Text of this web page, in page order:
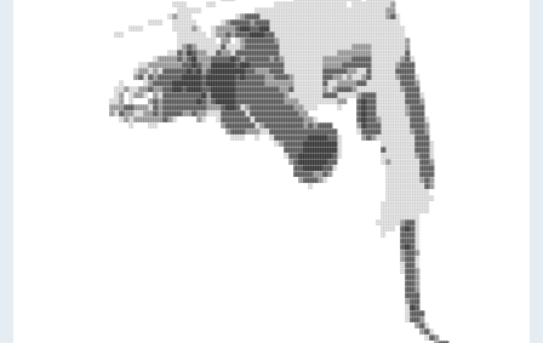
                                ░░░░░░        ░░░░                        ░░░░░░░░░░░░░░░░░░░░░░░░░░░░░░  ░░░░░░░░░░░░░░░░▒▒
                                  ░░░░░░░░░░                      ░░░░░░░░░░░░░░░░░░░░░░░░░░░░░░░░░░░░░░░░░░░░░░░░░░░░░░▒▒▒▒
                              ░░▒▒░░░░░░                  ░░▒▒▓▓▓▓▓▓░░░░░░░░░░░░░░░░░░░░░░░░░░░░░░░░░░░░░░░░░░░░░░░░░░░░▒▒▓▓░░
                      ░░░░░░    ░░░░░░░░░░          ░░▒▒▓▓▓▓▓▓▓▓▒▒▓▓▓▓▓▓░░░░░░░░░░░░░░░░░░░░░░░░░░░░░░░░░░░░░░░░░░░░░░░░░░░░░░
              ░░░░░░            ░░░░░░░░▒▒░░    ░░▒▒▒▒▒▒▒▒▓▓████▓▓▓▓████░░░░░░░░░░░░░░░░░░░░░░░░░░░░░░░░░░░░░░░░░░░░░░░░░░░░░░░░
        ░░░░                      ░░░░░░░░░░░░  ░░▒▒▒▒▓▓▒▒▓▓▓▓▓▓██████▓▓▓▓░░░░░░░░░░░░░░░░░░░░░░░░░░░░░░░░░░░░░░░░░░░░░░░░░░░░░░
                                  ░░░░░░░░░░░░░░░░  ▒▒▒▒  ░░▒▒▓▓▓▓▓▓▓▓▓▓▓▓▒▒░░░░░░░░░░░░░░░░░░░░░░░░░░░░░░░░░░░░░░░░░░░░░░░░░░░░▒▒
                                  ░░▒▒▓▓▒▒░░░░░░░░░░▓▓░░░░░░▒▒▓▓▓▓▓▓▓▓▓▓▓▓▓▓░░░░░░░░░░░░░░░░░░░░░░░░░░░░░░▒▒▒▒▒▒▒▒░░░░░░░░░░░░░░▒▒
                              ░░░░▓▓▒▒██▓▓▒▒▒▒░░░░▓▓▒▒▒▒░░▓▓▓▓▓▓▓▓▓▓▓▓▓▓▓▓▓▓░░░░░░░░░░░░░░░░░░░░░░░░▒▒▒▒▒▒▒▒▒▒▒▒▒▒░░░░░░░░░░░░░░▓▓
                        ░░▒▒▒▒▒▒▒▒▓▓▒▒▓▓██▒▒▒▒▒▒▓▓▓▓▓▓▓▓██▓▓▒▒▓▓▓▓▓▓▓▓▓▓▒▒▓▓▒▒░░░░░░░░░░░░░░░░▒▒▒▒▒▒▒▒▒▒▒▒▓▓▓▓▓▓▓▓░░░░░░░░░░░░▒▒▓▓░░
                  ░░░░▒▒▒▒▒▒▒▒▒▒▒▒▒▒▓▓▓▓██▓▓▒▒▒▒██████████▓▓████▓▓▓▓▓▓▓▓▓▓▓▓▓▓░░░░░░░░░░░░░░░░▒▒▒▒▒▒▒▒▓▓▓▓▓▓▓▓▓▓▓▓░░░░░░░░░░▒▒▓▓▓▓▓▓
                ░░▒▒▒▒░░▒▒░░▓▓▓▓▓▓▓▓▓▓██▓▓██▒▒▓▓██████████████▓▓▓▓▒▒▒▒▒▒▓▓▓▓▓▓░░░░░░░░░░░░░░░░▓▓▓▓▓▓▓▓▓▓▒▒▒▒░░░░▓▓░░░░░░░░░░▓▓▓▓▓▓▓▓
                ▒▒▓▓░░▓▓▒▒▓▓▓▓▓▓▓▓▓▓████████▓▓████████████▓▓██▓▓▓▓▓▓▓▓▒▒▒▒▓▓▓▓▓▓▒▒░░░░░░░░░░░░▓▓▓▓▒▒▒▒░░▒▒░░░░▒▒▓▓░░░░░░░░░░▒▒▓▓▓▓▓▓░░
          ░░        ░░▒▒▓▓▓▓▓▓▓▓████████████▓▓████████████▓▓▓▓▓▓▓▓▓▓▓▓▒▒▒▒▒▒▒▒▒▒▒▒░░░░░░░░░░░░▓▓░░░░▒▒▒▒▒▒▒▒▓▓▓▓░░░░░░░░░░░░░░▓▓▓▓▓▓▒▒
        ░░░░▒▒░░░░▒▒▒▒▓▓▒▒▒▒▓▓▓▓████▓▓██████▓▓▓▓██████████▓▓▓▓▓▓▓▓▓▓▓▓▓▓▓▓▓▓▒▒▒▒▓▓░░░░░░░░░░░░▒▒░░▒▒▓▓▓▓▓▓▒▒░░░░░░░░░░░░░░░░░░▒▒▓▓▓▓▓▓
        ░░▒▒  ░░▒▒▒▒░░  ▒▒░░▓▓▓▓▓▓▓▓▓▓▓▓▓▓▓▓██▒▒██████████▓▓▓▓▓▓▓▓▓▓▓▓▓▓▓▓▓▓▓▓▒▒░░░░░░░░░░░░░░▓▓▓▓▓▓░░░░░░░░▒▒▓▓▓▓▓▓░░░░░░░░░░░░▓▓▓▓▓▓░░
      ░░░░▒▒  ░░      ▒▒▓▓▒▒▓▓▓▓▓▓▓▓▓▓▓▓▓▓██▓▓▒▒▓▓████████▓▓▓▓▓▓▓▓▓▓▓▓▓▓▓▓▓▓▓▓▒▒▒▒▒▒░░░░░░░░░░░░░░░░▒▒▒▒    ▓▓██▓▓▓▓░░░░░░░░░░░░▓▓▓▓▓▓▒▒
      ▒▒▒▒▒▒▓▓▓▓▒▒▒▒▒▒░░▓▓▒▒▓▓▓▓▓▓▓▓▓▓▓▓▓▓▓▓▓▓▒▒▒▒▒▒▓▓████▓▓░░▒▒▓▓▓▓▓▓▓▓▓▓▓▓▓▓▓▓▓▓▒▒▒▒░░░░░░        ░░      ▓▓██▓▓▓▓░░░░░░░░░░░░▒▒▓▓▓▓▓▓
      ▒▒░░▓▓▒▒▒▒░░░░▒▒▒▒▓▓▒▒▓▓▓▓▓▓▓▓▒▒▒▒▓▓▒▒▒▒░░░░░░▓▓▓▓▓▓▓▓▓▓░░▓▓▓▓▓▓▓▓▓▓▓▓▓▓▓▓▓▓▓▓▒▒▒▒                    ▓▓██▓▓▓▓░░░░░░░░░░░░▒▒▓▓▓▓▓▓
          ░░▒▒░░▒▒▒▒▒▒▒▒▒▒▒▒▓▓▒▒░░        ▒▒░░    ░░▓▓▓▓▓▓▓▓▓▓▓▓░░▓▓▓▓▓▓▓▓▓▓▓▓▓▓▓▓▓▓▓▓▒▒▒▒░░                ▓▓██▓▓▓▓▒▒░░░░░░░░░░░░▓▓▓▓▓▓░░
              ░░      ░░░░                          ▒▒▓▓▓▓▓▓▓▓▓▓▓▓░░▒▒▓▓▓▓▓▓▓▓▓▓▓▓▓▓▓▓▒▒▓▓▒▒▓▓▓▓▓▓          ▒▒██▓▓▓▓▓▓░░░░░░░░░░░░▓▓▓▓▓▓▒▒
                                                      ▒▒▓▓▓▓▓▓▒▒▒▒▒▒░░░░▓▓▓▓▓▓▓▓▓▓▓▓▓▓▓▓▓▓▓▓▓▓▓▓▓▓▓▓        ░░▓▓▓▓▓▓▓▓░░░░░░░░░░░░▒▒▓▓▓▓▒▒
                                                        ░░░░░░    ░░    ░░▓▓▓▓▓▓▓▓▓▓▓▓▓▓████████▓▓▓▓░░        ▒▒▓▓▒▒░░░░░░░░░░░░░░░░▓▓▓▓▓▓
                                                                          ░░▒▒▓▓▓▓▓▓▓▓██████████████░░                ░░░░░░░░░░░░░░▓▓▓▓▓▓░░
                                                                              ▓▓▓▓▓▓▓▓██████████████░░                ▓▓░░░░░░░░░░░░▓▓▓▓▓▓░░
                                                                              ░░▓▓▓▓██████████████▓▓░░                ░░░░░░░░░░░░░░▒▒▓▓▓▓░░
                                                                                ▒▒▓▓████████████▓▓▓▓                  ░░▒▒░░░░░░░░░░░░▓▓▓▓▒▒
                                                                                  ▓▓▓▓████████▓▓▓▓░░                    ░░░░░░░░░░░░░░▓▓▓▓▓▓
                                                                                  ▓▓▓▓▓▓▓▓▒▒▒▒▓▓▒▒                      ░░░░░░░░░░░░░░▓▓▓▓▓▓
                                                                                    ▒▒▓▓▓▓▓▓▒▒░░                        ░░░░░░░░░░░░░░▒▒▓▓▒▒
                                                                                        ░░                              ░░░░░░░░░░░░░░░░▓▓▒▒
                                                                                                                    ░░░░░░░░░░▒▒▓▓▓▓░░
                                                                                                                      ░░░░░░  ▓▓██▓▓░░
                                                                                                                      ░░      ▓▓▓▓▓▓░░
                                                                                                                              ▓▓▓▓▓▓░░
                                                                                                                              ▓▓██▓▓░░
                                                                                                                              ▒▒▓▓▓▓▒▒
                                                                                                                              ▒▒▓▓▓▓░░
                                                                                                                              ░░▓▓▓▓░░
                                                                                                                              ░░▓▓▓▓▒▒
                                                                                                                                ▓▓▓▓▒▒
                                                                                                                                ▓▓▓▓▒▒
                                                                                                                                ▓▓▓▓▒▒
                                                                                                                                ▓▓▓▓▓▓
                                                                                                                                ▒▒▓▓▓▓
                                                                                                                                ░░██▓▓
                                                                                                                                ░░▓▓▓▓▓▓
                                                                                                                                ░░▓▓▓▓▒▒
                                                                                                                                    ▒▒▓▓░░
                                                                                                                                      ▒▒▓▓░░
                                                                                                                                        ░░▓▓▒▒